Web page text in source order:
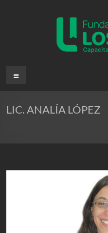
Fundacion
Fundación
para
Menú
LIC. ANALÍA LÓPEZ